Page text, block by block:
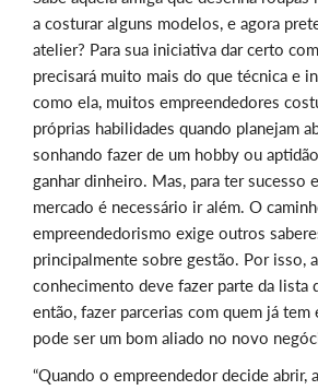
a costurar alguns modelos, e agora
atelier? Para sua iniciativa dar certo
precisará muito mais do que técnica e
como ela, muitos empreendedores
próprias habilidades quando planejam
sonhando fazer de um hobby ou
ganhar dinheiro. Mas, para ter sucesso
mercado é necessário ir além. O
empreendedorismo exige outros
principalmente sobre gestão. Por isso,
conhecimento deve fazer parte da lista
então, fazer parcerias com quem já tem
pode ser um bom aliado no novo
“Quando o empreendedor decide abrir,